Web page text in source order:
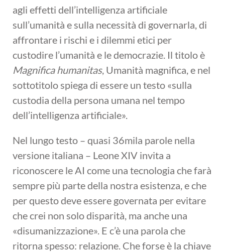
agli effetti dell’intelligenza artificiale
sull’umanità e sulla necessità di governarla, di
affrontare i rischi e i dilemmi etici per
custodire l’umanità e le democrazie. Il titolo è
Magnifica humanitas, Umanità magnifica, e nel
sottotitolo spiega di essere un testo «sulla
custodia della persona umana nel tempo
dell’intelligenza artificiale».
Nel lungo testo – quasi 36mila parole nella
versione italiana – Leone XIV invita a
riconoscere le AI come una tecnologia che farà
sempre più parte della nostra esistenza, e che
per questo deve essere governata per evitare
che crei non solo disparità, ma anche una
«disumanizzazione». E c’è una parola che
ritorna spesso: relazione. Che forse è la chiave